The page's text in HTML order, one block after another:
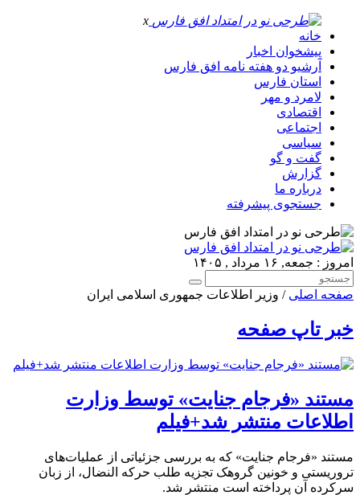
x
خانه
پیشخوان اخبار
آرشیو دو هفته نامه افق فارس
استان فارس
لامرد و مهر
اقتصادی
اجتماعی
سیاسی
گفت و گو
گزارش
درباره ما
جستجوی پیشرفته
امروز : جمعه, ۱۶ مرداد , ۱۴۰۵
صفحه اصلی / وزیر اطلاعات جمهوری اسلامی ایران
خبر تاپ صفحه
مستند «فرجام جنایت» توسط وزارت
اطلاعات منتشر شد+فیلم
مستند «فرجام جنایت» که به بررسی جزئیاتی از عملیات‌های
تروریستی و خونین گروهک تجزیه طلب حرکه النضال، از زبان
سرکرده آن پرداخته است منتشر شد.